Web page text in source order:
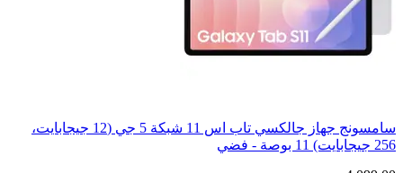
سامسونج جهاز جالكسي تاب اس 11 شبكة 5 جي (12 جيجابايت،
256 جيجابايت) 11 بوصة - فضي